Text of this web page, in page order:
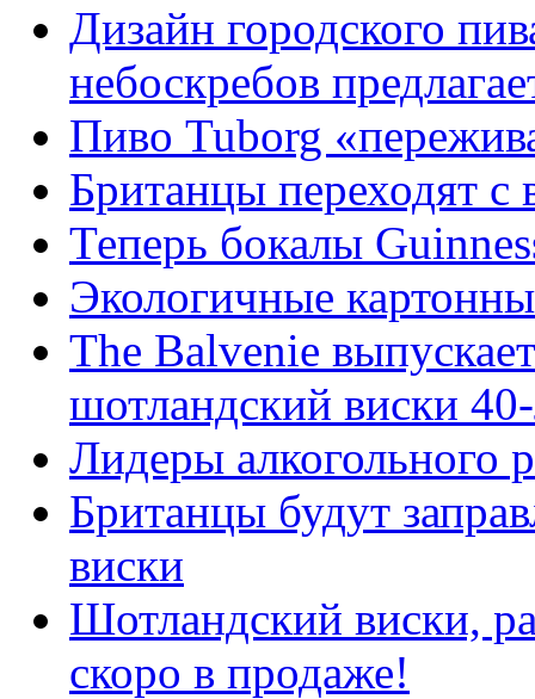
Дизайн городского
небоскребов
Пиво Tuborg
Британцы переходят с
Теперь бокалы
Экологичные
The Balvenie
шотландский виски
Лидеры
Британцы будут
виски
Шотландский виски,
скоро в продаже!